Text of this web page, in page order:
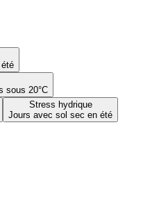
sous 20°C
Stress hydrique
Jours avec sol sec en été